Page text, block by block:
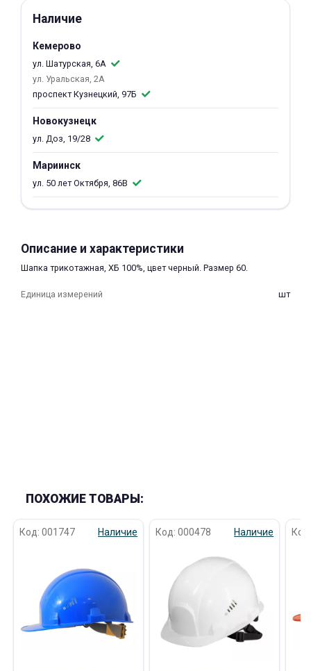
Наличие
Кемерово
ул. Шатурская, 6А
ул. Уральская, 2А
проспект Кузнецкий, 97Б
Новокузнецк
ул. Доз, 19/28
Мариинск
ул. 50 лет Октября, 86В
Описание и характеристики
Шапка трикотажная, ХБ 100%, цвет черный. Размер 60.
Единица измерений шт
ПОХОЖИЕ ТОВАРЫ:
Код: 001747 Наличие Код: 000478 Наличие
об оплате Плайтом
недели
8 800 302-02-51